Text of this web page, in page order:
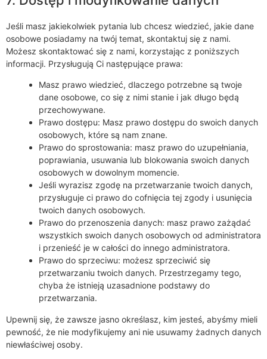
Jeśli masz jakiekolwiek pytania lub chcesz wiedzieć, jakie dane
osobowe posiadamy na twój temat, skontaktuj się z nami.
Możesz skontaktować się z nami, korzystając z poniższych
informacji. Przysługują Ci następujące prawa:
Masz prawo wiedzieć, dlaczego potrzebne są twoje
dane osobowe, co się z nimi stanie i jak długo będą
przechowywane.
Prawo dostępu: Masz prawo dostępu do swoich danych
osobowych, które są nam znane.
Prawo do sprostowania: masz prawo do uzupełniania,
poprawiania, usuwania lub blokowania swoich danych
osobowych w dowolnym momencie.
Jeśli wyrazisz zgodę na przetwarzanie twoich danych,
przysługuje ci prawo do cofnięcia tej zgody i usunięcia
twoich danych osobowych.
Prawo do przenoszenia danych: masz prawo zażądać
wszystkich swoich danych osobowych od administratora
i przenieść je w całości do innego administratora.
Prawo do sprzeciwu: możesz sprzeciwić się
przetwarzaniu twoich danych. Przestrzegamy tego,
chyba że istnieją uzasadnione podstawy do
przetwarzania.
Upewnij się, że zawsze jasno określasz, kim jesteś, abyśmy mieli
pewność, że nie modyfikujemy ani nie usuwamy żadnych danych
niewłaściwej osoby.